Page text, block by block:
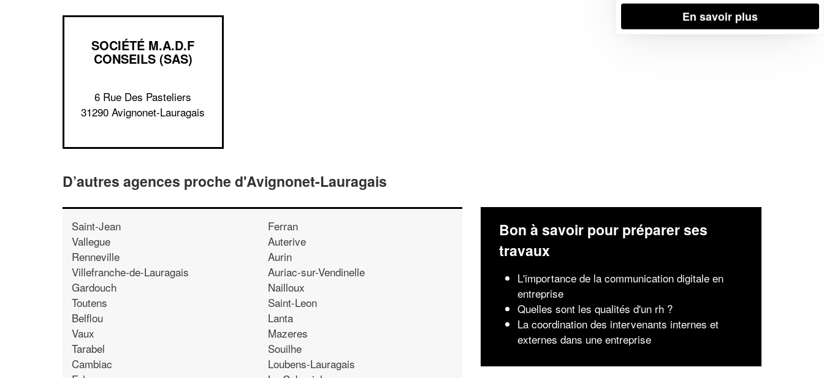
SOCIÉTÉ M.A.D.F
CONSEILS (SAS)
6 Rue Des Pasteliers
31290 Avignonet-Lauragais
D’autres agences proche d'Avignonet-Lauragais
Saint-Jean
Vallegue
Renneville
Villefranche-de-Lauragais
Gardouch
Toutens
Belflou
Vaux
Tarabel
Cambiac
Ferran
Auterive
Aurin
Auriac-sur-Vendinelle
Nailloux
Saint-Leon
Lanta
Mazeres
Souilhe
Loubens-Lauragais
Bon à savoir pour préparer ses
travaux
L'importance de la communication digitale en
entreprise
Quelles sont les qualités d'un rh ?
La coordination des intervenants internes et
externes dans une entreprise
En savoir plus